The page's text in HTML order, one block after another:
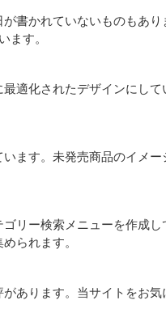
書かれていないものもあり
す。
適化されたデザインにして
ます。未発売商品のイメー
リー検索メニューを作成し
られます。
あります。当サイトをお気